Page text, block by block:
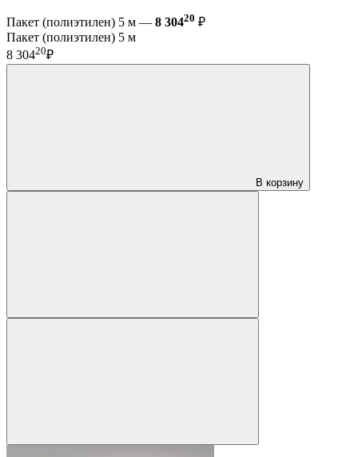
Пакет (полиэтилен) 5 м — 8 30420 ₽
Пакет (полиэтилен) 5 м
8 30420₽
В корзину